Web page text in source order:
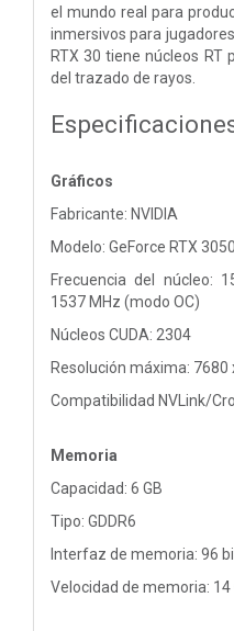
el mundo real para
inmersivos para
RTX 30 tiene núcleos
del trazado de rayos.
Gráficos
Fabricante: NVIDIA
Modelo: GeForce RTX 3050
Frecuencia del núcleo:
1537 MHz (modo OC)
Núcleos CUDA: 2304
Resolución máxima: 7680
Compatibilidad NVLink/
Memoria
Capacidad: 6 GB
Tipo: GDDR6
Interfaz de memoria: 96
Velocidad de memoria: 14